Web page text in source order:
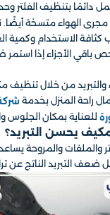
دائمًا بتنظيف الفلتر
مجرى الهواء متسخة أيضًا.
الاستخدام وكمية
باقي الأجزاء إذا
والتبريد من خلال تنظيف
راحة المنزل بخدمة
للعناية بمكان الجلوس
يحسن التبريد؟
والملفات والمروحة
ضعف التبريد الناتج عن